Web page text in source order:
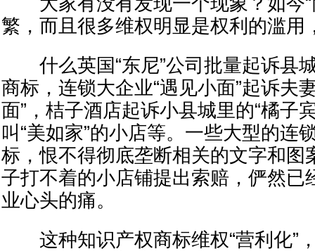
繁，而且很多维权明显是权利的滥用
什么英国“东尼”公司批量起诉县城
商标，连锁大企业“遇见小面”起诉夫
面”，桔子酒店起诉小县城里的“橘子
叫“美如家”的小店等。一些大型的连
标，恨不得彻底垄断相关的文字和图
子打不着的小店铺提出索赔，俨然已
业心头的痛。
这种知识产权商标维权“营利化”